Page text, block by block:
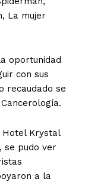
La mujer
oportunidad
con sus
recaudado se
Hotel Krystal
se pudo ver
a la